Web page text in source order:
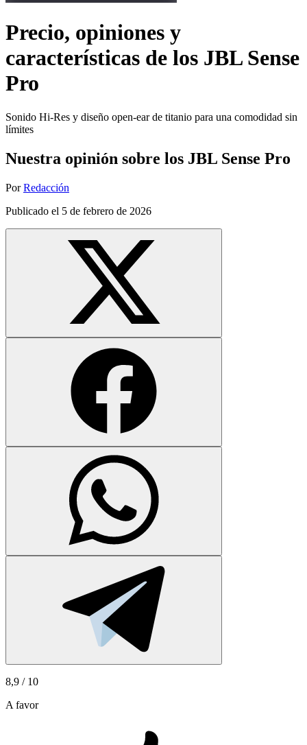
Precio, opiniones y
características de los JBL Sense
Pro
Sonido Hi-Res y diseño open-ear de titanio para una comodidad sin
límites
Nuestra opinión sobre los JBL Sense Pro
Por Redacción
Publicado el 5 de febrero de 2026
8,9 / 10
A favor